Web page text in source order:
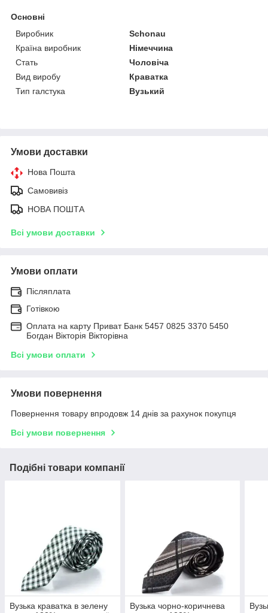
Основні
Виробник
Schonau
Країна виробник
Німеччина
Стать
Чоловіча
Вид виробу
Краватка
Тип галстука
Вузький
Умови доставки
Нова Пошта
Самовивіз
НОВА ПОШТА
Всі умови доставки
Умови оплати
Післяплата
Готівкою
Оплата на карту Приват Банк 5457 0825 3370 5450
Богдан Вікторія Вікторівна
Всі умови оплати
Умови повернення
Повернення товару впродовж 14 днів за рахунок покупця
Всі умови повернення
Подібні товари компанії
Вузька краватка в зелену
Вузька чорно-коричнева